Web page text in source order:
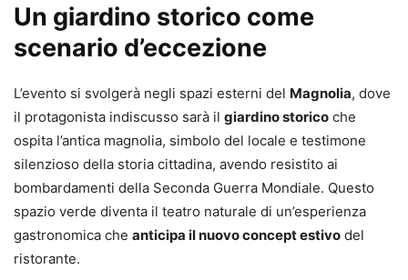
Un giardino storico come
scenario d’eccezione
L’evento si svolgerà negli spazi esterni del Magnolia, dove
il protagonista indiscusso sarà il giardino storico che
ospita l’antica magnolia, simbolo del locale e testimone
silenzioso della storia cittadina, avendo resistito ai
bombardamenti della Seconda Guerra Mondiale. Questo
spazio verde diventa il teatro naturale di un’esperienza
gastronomica che anticipa il nuovo concept estivo del
ristorante.